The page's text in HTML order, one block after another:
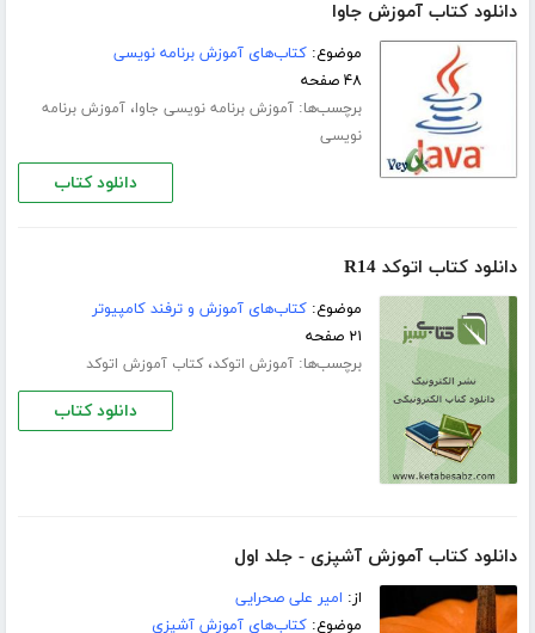
دانلود کتاب آموزش جاوا
موضوع:کتاب‌های آموزش برنامه نویسی
۴۸ صفحه
برچسب‌ها:آموزش برنامه نویسی جاوا،آموزش برنامه
نویسی
دانلود کتاب
دانلود کتاب اتوکد R14
موضوع:کتاب‌های آموزش و ترفند کامپیوتر
۲۱ صفحه
برچسب‌ها:آموزش اتوکد،کتاب آموزش اتوکد
دانلود کتاب
دانلود کتاب آموزش آشپزی - جلد اول
از: امیر علی صحرایی
موضوع:کتاب‌های آموزش آشپزی